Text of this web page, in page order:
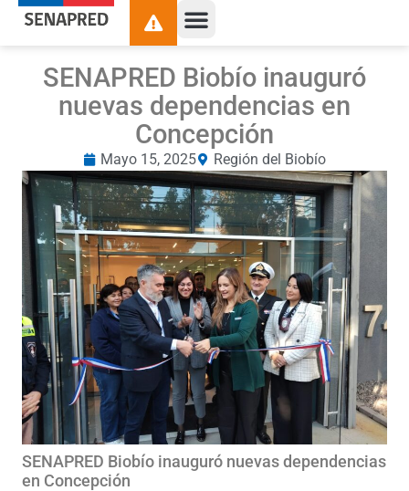
SENAPRED Biobío inauguró
nuevas dependencias en
Concepción
Mayo 15, 2025 Región del Biobío
SENAPRED Biobío inauguró nuevas dependencias
en Concepción